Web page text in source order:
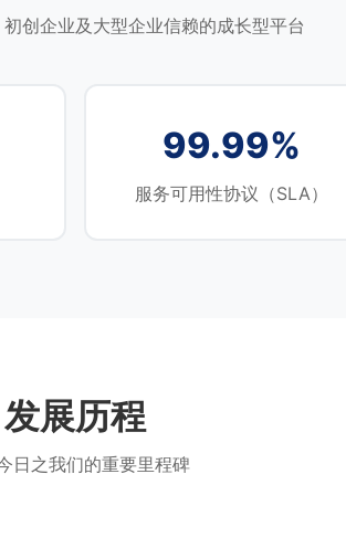
创企业及大型企业信赖的成长型平台
99.99%
服务可用性协议（SLA）
发展历程
日之我们的重要里程碑